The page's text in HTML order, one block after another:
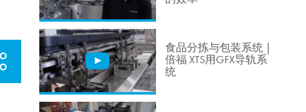
食品分拣与包装系统 |
倍福 XTS用GFX导轨系
统